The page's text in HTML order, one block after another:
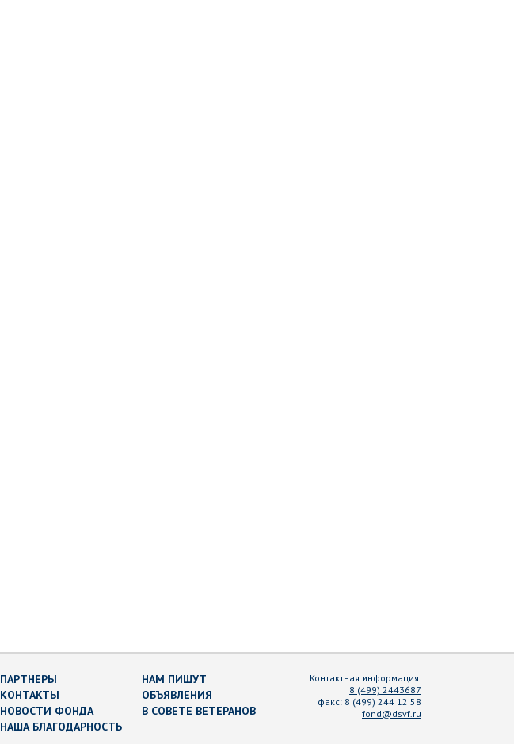
ПАРТНЕРЫ
КОНТАКТЫ
НОВОСТИ ФОНДА
НАША БЛАГОДАРНОСТЬ
НАМ ПИШУТ
ОБЪЯВЛЕНИЯ
В СОВЕТЕ ВЕТЕРАНОВ
Контактная информация:
8 (499) 2443687
факс: 8 (499) 244 12 58
fond@dsvf.ru